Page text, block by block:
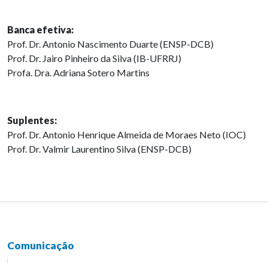
Banca efetiva:
Prof. Dr. Antonio Nascimento Duarte (ENSP-DCB)
Prof. Dr. Jairo Pinheiro da Silva (IB-UFRRJ)
Profa. Dra. Adriana Sotero Martins
Suplentes:
Prof. Dr. Antonio Henrique Almeida de Moraes Neto (IOC)
Prof. Dr. Valmir Laurentino Silva (ENSP-DCB)
Comunicação